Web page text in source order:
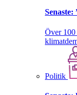
Senaste:
Över 100
Politik